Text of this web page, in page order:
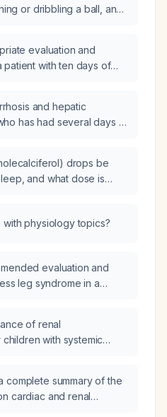
or dribbling a ball, and
evaluation and
patient with ten days of
and hepatic
has had several days of
ratio, should
to administer
drops be
and what dose is
with physiology topics?
evaluation and
leg syndrome in a
of renal
with systemic
complete summary of the
cardiac and renal